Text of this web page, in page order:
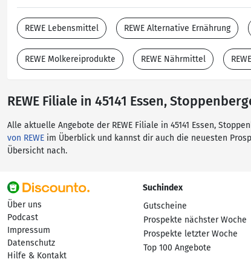
REWE Lebensmittel REWE Alternative Ernährung
REWE Molkereiprodukte REWE Nährmittel
REWE Filiale in 45141 Essen,
Alle aktuelle Angebote der REWE Filiale in 45141 Essen,
von REWE im Überblick und kannst dir auch die neuesten
Übersicht nach.
Über uns
Podcast
Impressum
Datenschutz
Hilfe & Kontakt
Suchindex
Gutscheine
Prospekte nächster Woche
Prospekte letzter Woche
Top 100 Angebote